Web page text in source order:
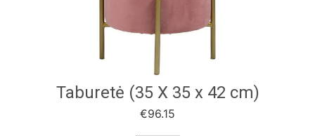
Taburetė (35 X 35 x 42 cm)
€96.15